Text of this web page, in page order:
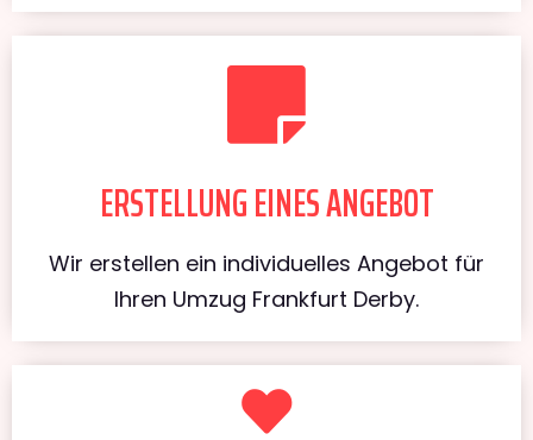
ERSTELLUNG EINES ANGEBOT
Wir erstellen ein individuelles Angebot für
Ihren Umzug Frankfurt Derby.